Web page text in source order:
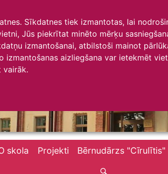
Sīkdatnes tiek izmantotas, lai
Jūs piekrītat minēto mērķu
izmantošanai, atbilstoši mainot
aizliegšana var ietekmēt
vairāk.
skola Projekti Bērnudārzs "Cīrulītis"